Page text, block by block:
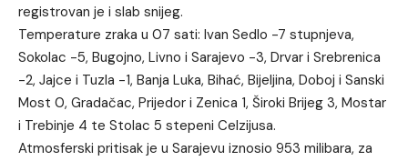
registrovan je i slab snijeg.
Temperature zraka u 07 sati: Ivan Sedlo -7 stupnjeva,
Sokolac -5, Bugojno, Livno i Sarajevo -3, Drvar i Srebrenica
-2, Jajce i Tuzla -1, Banja Luka, Bihać, Bijeljina, Doboj i Sanski
Most 0, Gradačac, Prijedor i Zenica 1, Široki Brijeg 3, Mostar
i Trebinje 4 te Stolac 5 stepeni Celzijusa.
Atmosferski pritisak je u Sarajevu iznosio 953 milibara, za